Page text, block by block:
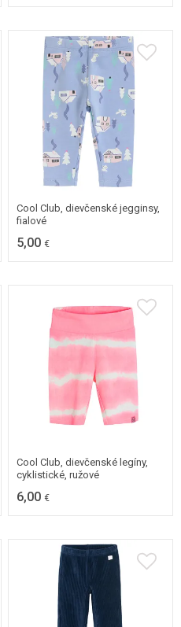
Cool Club, dievčenské jegginsy,
fialové
5,00 €
Cool Club, dievčenské legíny,
cyklistické, ružové
6,00 €